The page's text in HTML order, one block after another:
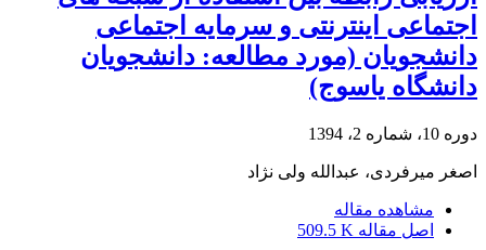
اجتماعی اینترنتی و سرمایه اجتماعی
دانشجویان (مورد مطالعه: دانشجویان
دانشگاه یاسوج)
دوره 10، شماره 2، 1394
اصغر میرفردی، عبدالله ولی نژاد
مشاهده مقاله
اصل مقاله 509.5 K